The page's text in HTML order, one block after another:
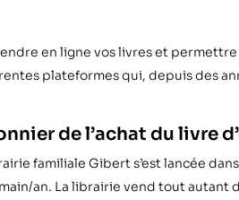
en ligne vos livres et permettre
plateformes qui, depuis des
de l’achat du livre
familiale Gibert s’est lancée
an. La librairie vend tout autant